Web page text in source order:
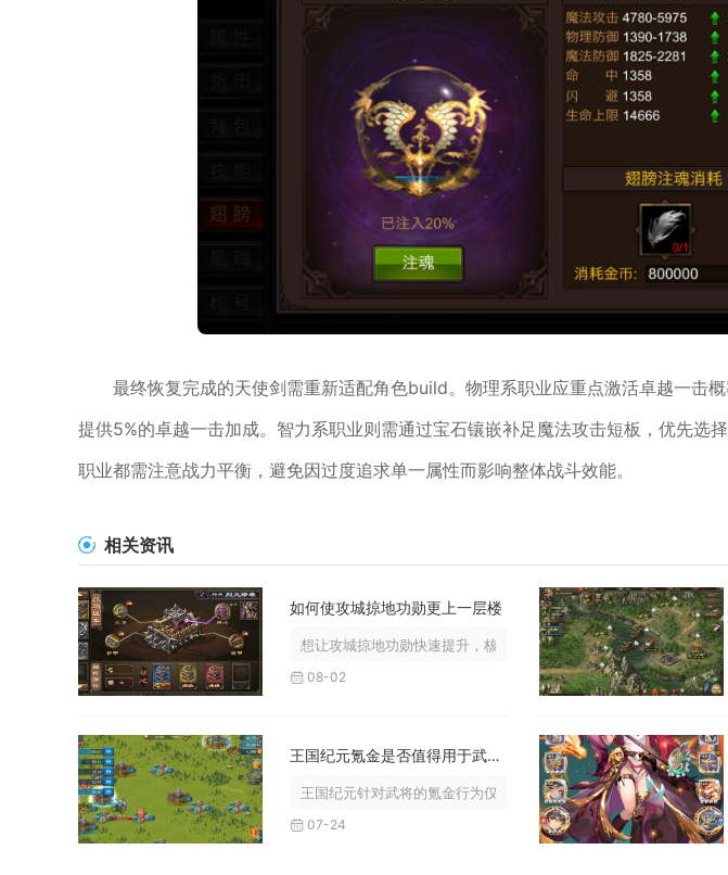
最终恢复完成的天使剑需重新适配角色build。物理系职业应重点激活卓越一击
提供5%的卓越一击加成。智力系职业则需通过宝石镶嵌补足魔法攻击短板，优先选
职业都需注意战力平衡，避免因过度追求单一属性而影响整体战斗效能。
相关资讯
如何使攻城掠地功勋更上一层楼
想让攻城掠地功勋快速提升，核心是抓国战助攻、卡功勋宝箱、刷无...
08-02
王国纪元氪金是否值得用于武将攻略
王国纪元针对武将的氪金行为仅对中高氪、主打跨服对战与快速发育...
07-24